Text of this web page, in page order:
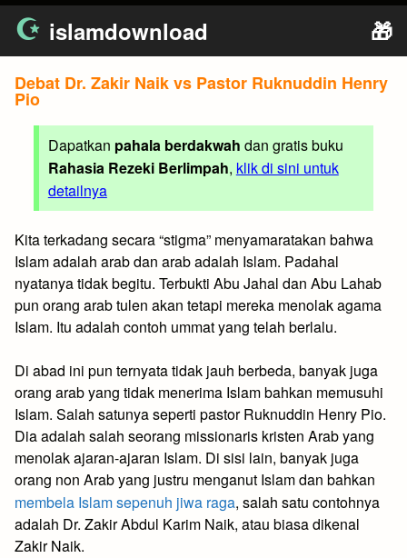
Skip
content
islamdownload 🎁
Debat Dr. Zakir Naik vs Pastor Ruknuddin Henry
Pio
Dapatkan pahala berdakwah dan gratis buku
Rahasia Rezeki Berlimpah, klik di sini untuk
detailnya
Kita terkadang secara “stigma” menyamaratakan bahwa
Islam adalah arab dan arab adalah Islam. Padahal
nyatanya tidak begitu. Terbukti Abu Jahal dan Abu Lahab
pun orang arab tulen akan tetapi mereka menolak agama
Islam. Itu adalah contoh ummat yang telah berlalu.
Di abad ini pun ternyata tidak jauh berbeda, banyak juga
orang arab yang tidak menerima Islam bahkan memusuhi
Islam. Salah satunya seperti pastor Ruknuddin Henry Pio.
Dia adalah salah seorang missionaris kristen Arab yang
menolak ajaran-ajaran Islam. Di sisi lain, banyak juga
orang non Arab yang justru menganut Islam dan bahkan
membela Islam sepenuh jiwa raga, salah satu contohnya
adalah Dr. Zakir Abdul Karim Naik, atau biasa dikenal
Zakir Naik.